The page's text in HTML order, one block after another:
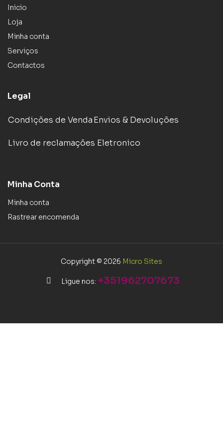
Inicio
Loja
Minha conta
Serviços
Contactos
Legal
Condições de VendaEnvios & Devoluções
Livro de reclamações Eletronico
Minha Conta
Minha conta
Rastrear encomenda
Copyright © 2026 Micro Sites
Ligue nos: +351962707673